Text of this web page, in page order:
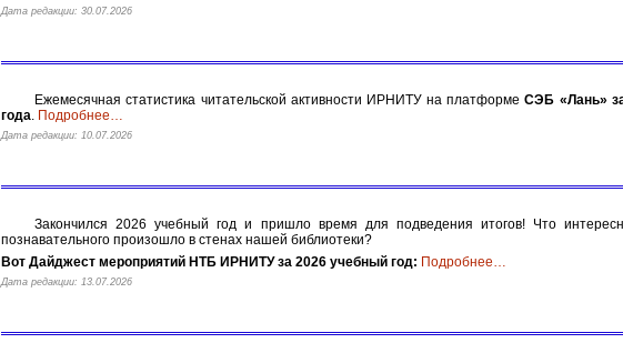
Дата редакции: 30.07.2026
Ежемесячная статистика читательской активности ИРНИТУ на платформеСЭБ «Лань»
года. Подробнее…
Дата редакции: 10.07.2026
Закончился 2026 учебный год и пришло время для подведения итогов! Что
познавательного произошло в стенах нашей библиотеки?
Вот Дайджест мероприятий НТБ ИРНИТУ за 2026 учебный год: Подробнее…
Дата редакции: 13.07.2026